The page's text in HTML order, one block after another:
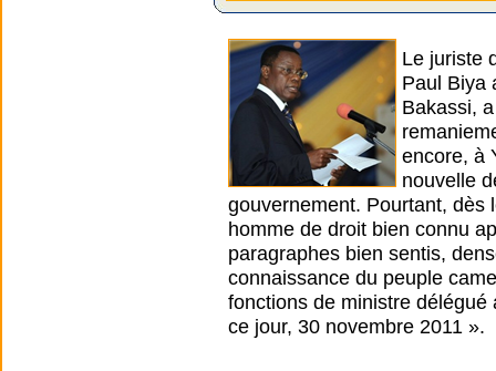
Le juriste
Paul Biya
Bakassi,
encore, à
nouvelle
gouvernement. Pourtant, dès
homme de droit bien connu
paragraphes bien sentis,
connaissance du peuple
fonctions de ministre
ce jour, 30 novembre 2011 ».